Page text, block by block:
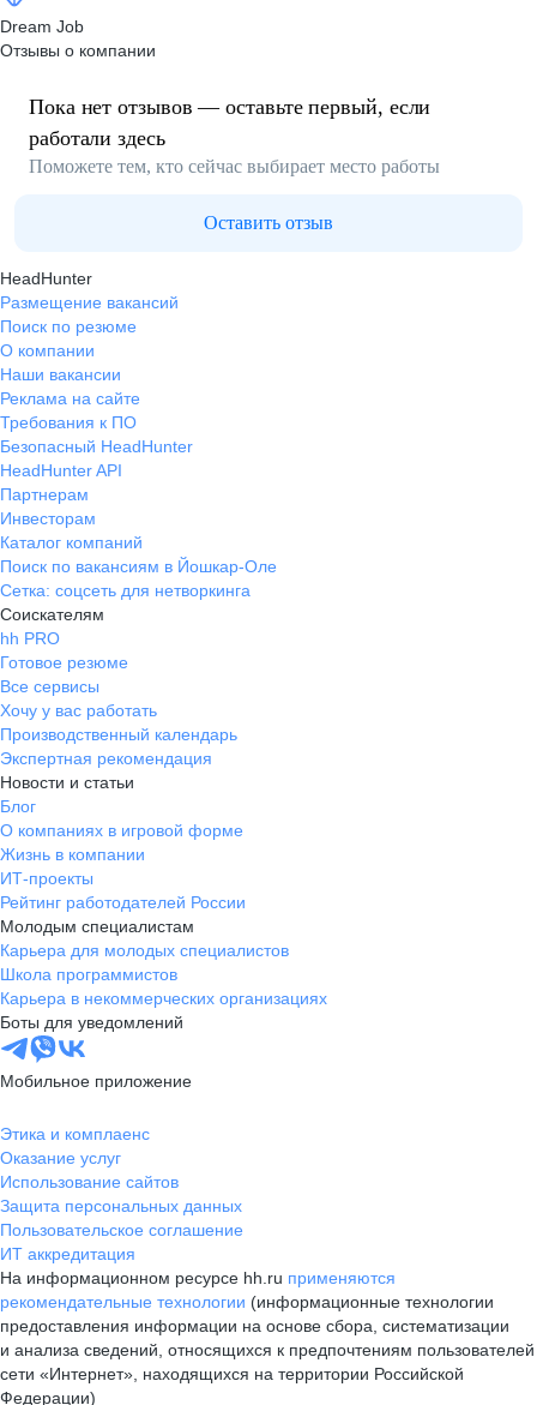
Dream Job
Отзывы о компании
Пока нет отзывов — оставьте первый, если
работали здесь
Поможете тем, кто сейчас выбирает место работы
Оставить отзыв
HeadHunter
Размещение вакансий
Поиск по резюме
О компании
Наши вакансии
Реклама на сайте
Требования к ПО
Безопасный HeadHunter
HeadHunter API
Партнерам
Инвесторам
Каталог компаний
Поиск по вакансиям в Йошкар-Оле
Сетка: соцсеть для нетворкинга
Соискателям
hh PRO
Готовое резюме
Все сервисы
Хочу у вас работать
Производственный календарь
Экспертная рекомендация
Новости и статьи
Блог
О компаниях в игровой форме
Жизнь в компании
ИТ-проекты
Рейтинг работодателей России
Молодым специалистам
Карьера для молодых специалистов
Школа программистов
Карьера в некоммерческих организациях
Боты для уведомлений
Мобильное приложение
Этика и комплаенс
Оказание услуг
Использование сайтов
Защита персональных данных
Пользовательское соглашение
ИТ аккредитация
На информационном ресурсе hh.ru применяются
рекомендательные технологии (информационные технологии
предоставления информации на основе сбора, систематизации
и анализа сведений, относящихся к предпочтениям пользователей
сети «Интернет», находящихся на территории Российской
Федерации)